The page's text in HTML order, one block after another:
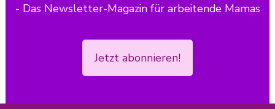
- Das Newsletter-Magazin für arbeitende Mamas
Jetzt abonnieren!